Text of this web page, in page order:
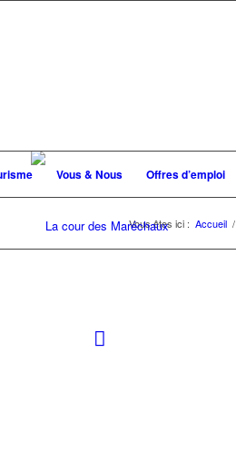
Vous & Nous Offres d’emploi
Vous êtes ici : Accueil /